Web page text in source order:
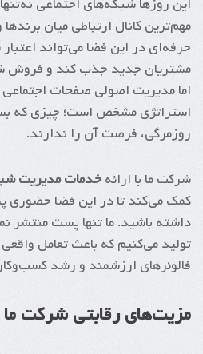
این روزها شبکه‌های اجتماعی
مهم‌ترین کانال ارتباطی میان
حرفه‌ای در این فضا می‌تواند
مشتریان جدید جذب کند و فروش
اما مدیریت اصولی صفحات
استراتژی مشخص است؛ چیزی که
روزمرگی، فرصت آن را ندارند.
شرکت ما با ارائهخدمات مدیریت
کمک می‌کند تا در این فضا حضوری
داشته باشید. ما تنها پست منتشر
تولید می‌کنیم که باعث تعامل
فالوئرهای ارزشمند و رشد
مزیت‌های رقابتی شرکت ما